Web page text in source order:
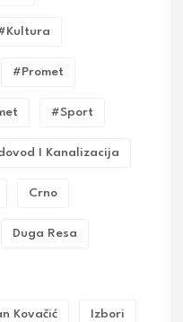
#promet
#sport
I Kanalizacija
Crno
Duga Resa
Kovačić Izbori